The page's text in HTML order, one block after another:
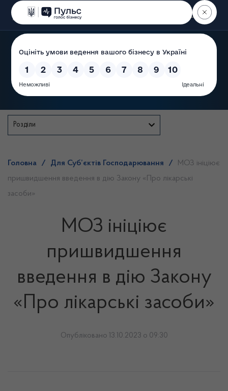
Пошук
Розділи
Головна / Для Суб’єктів Господарювання /
МОЗ ініціює
пришвидшення введення в дію Закону «Про лікарські
засоби»
МОЗ ініціює
пришвидшення
введення в дію Закону
«Про лікарські засоби»
Опубліковано 13.10.2023 о 09:30